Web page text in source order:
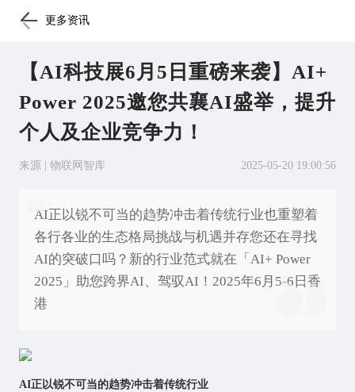
更多资讯
【AI科技展6月5日重磅来袭】AI+
Power 2025邀您共襄AI盛举，提升
个人及企业竞争力！
来源 | 物联网智库 2025-05-20 19:00:56
AI正以锐不可当的趋势冲击着传统行业也重塑着
各行各业的生态格局挑战与机遇并存您还在寻找
AI的突破口吗？新的行业范式就在「AI+ Power
2025」助您跨界AI、驾驭AI！2025年6月5-6日香
港
AI正以锐不可当的趋势冲击着传统行业